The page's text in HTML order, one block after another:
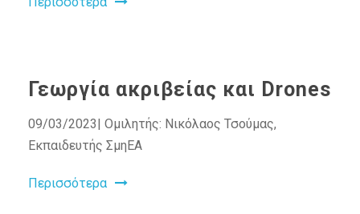
Γεωργία ακριβείας και Drones
09/03/2023| Ομιλητής: Νικόλαος Τσούμας,
Εκπαιδευτής ΣμηΕΑ
Περισσότερα